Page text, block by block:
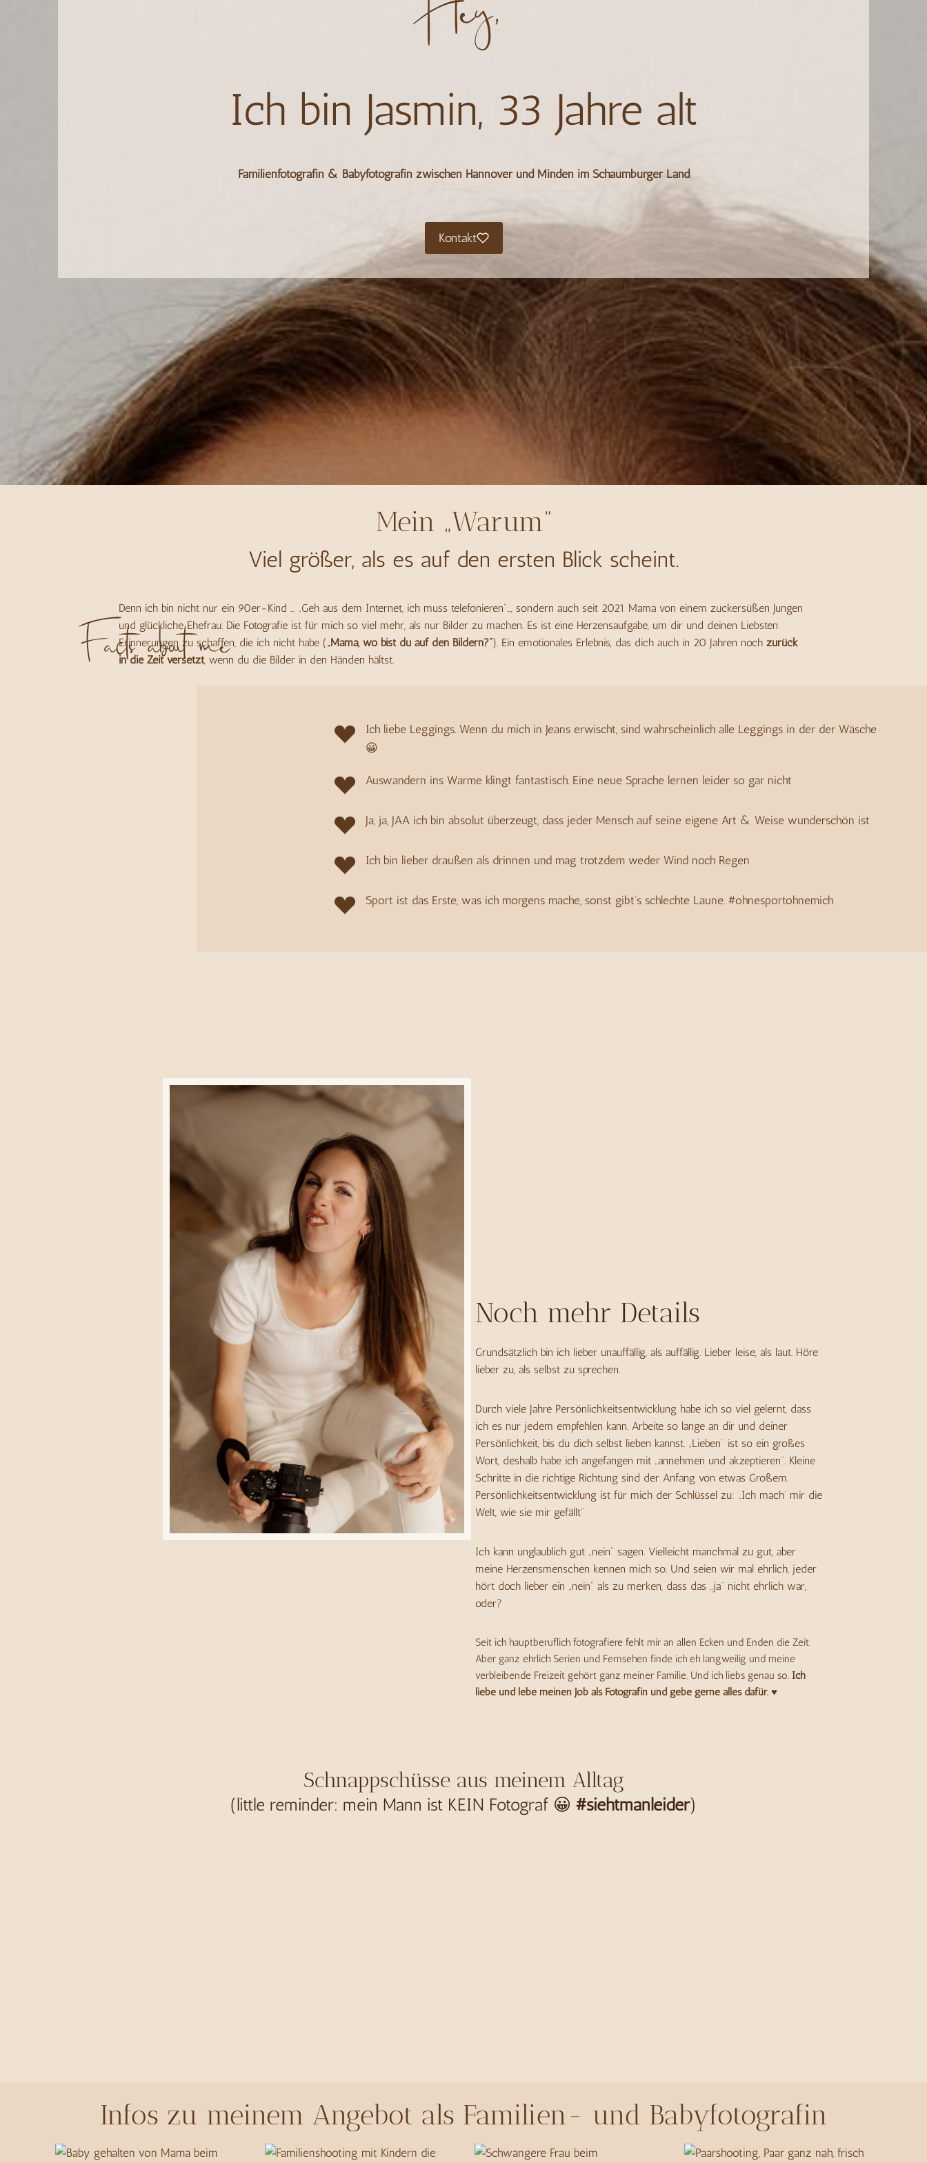
Ich bin Jasmin, 33 Jahre alt
Familienfotografin & Babyfotografin zwischen Hannover und Minden im Schaumburger Land
Kontakt
Mein „Warum“
Viel größer, als es auf den ersten Blick scheint.
Denn ich bin nicht nur ein 90er-Kind … „Geh aus dem Internet, ich muss telefonieren“…, sondern auch seit 2021 Mama von einem zuckersüßen Jungen
und glückliche Ehefrau. Die Fotografie ist für mich so viel mehr, als nur Bilder zu machen. Es ist eine Herzensaufgabe, um dir und deinen Liebsten
Erinnerungen zu schaffen, die ich nicht habe („Mama, wo bist du auf den Bildern?“). Ein emotionales Erlebnis, das dich auch in 20 Jahren noch zurück
in die Zeit versetzt, wenn du die Bilder in den Händen hältst.
Facts about me
Ich liebe Leggings. Wenn du mich in Jeans erwischt, sind wahrscheinlich alle Leggings in der der Wäsche
😀
Auswandern ins Warme klingt fantastisch. Eine neue Sprache lernen leider so gar nicht
Ja, ja, JAA ich bin absolut überzeugt, dass jeder Mensch auf seine eigene Art & Weise wunderschön ist
Ich bin lieber draußen als drinnen und mag trotzdem weder Wind noch Regen
Sport ist das Erste, was ich morgens mache, sonst gibt’s schlechte Laune. #ohnesportohnemich
Noch mehr Details
Grundsätzlich bin ich lieber unauffällig, als auffällig. Lieber leise, als laut. Höre
lieber zu, als selbst zu sprechen.
Durch viele Jahre Persönlichkeitsentwicklung habe ich so viel gelernt, dass
ich es nur jedem empfehlen kann. Arbeite so lange an dir und deiner
Persönlichkeit, bis du dich selbst lieben kannst. „Lieben“ ist so ein großes
Wort, deshalb habe ich angefangen mit „annehmen und akzeptieren“. Kleine
Schritte in die richtige Richtung sind der Anfang von etwas Großem.
Persönlichkeitsentwicklung ist für mich der Schlüssel zu: „Ich mach‘ mir die
Welt, wie sie mir gefällt“
Ich kann unglaublich gut „nein“ sagen. Vielleicht manchmal zu gut, aber
meine Herzensmenschen kennen mich so. Und seien wir mal ehrlich, jeder
hört doch lieber ein „nein“ als zu merken, dass das „ja“ nicht ehrlich war,
oder?
Seit ich hauptberuflich fotografiere fehlt mir an allen Ecken und Enden die Zeit.
Aber ganz ehrlich Serien und Fernsehen finde ich eh langweilig und meine
verbleibende Freizeit gehört ganz meiner Familie. Und ich liebs genau so. Ich
liebe und lebe meinen Job als Fotografin und gebe gerne alles dafür. ♥
Schnappschüsse aus meinem Alltag
(little reminder: mein Mann ist KEIN Fotograf 😀 #siehtmanleider)
Infos zu meinem Angebot als Familien- und Babyfotografin